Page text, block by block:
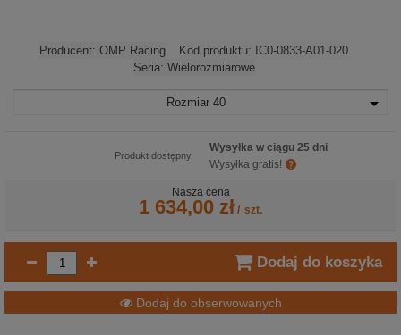
Producent: OMP Racing Kod produktu: IC0-0833-A01-020
Seria: Wielorozmiarowe
Rozmiar 40
Produkt dostępny
Wysyłka w ciągu 25 dni
Wysyłka gratis!
Nasza cena
1 634,00 zł / szt.
Dodaj do koszyka
Dodaj do obserwowanych